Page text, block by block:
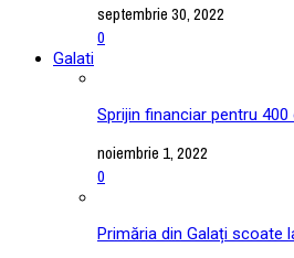
septembrie 30, 2022
0
Galati
Sprijin financiar pentru 400
noiembrie 1, 2022
0
Primăria din Galați scoate